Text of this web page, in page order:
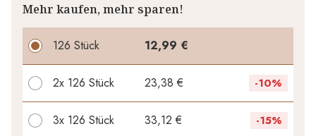
Mehr kaufen, mehr sparen!
126 Stück 12,99 €
2x 126 Stück 23,38 € -10%
3x 126 Stück 33,12 € -15%